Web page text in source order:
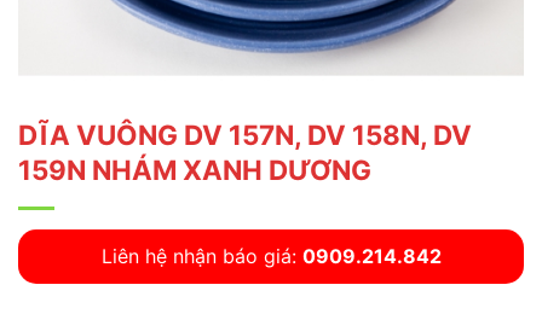
DĨA VUÔNG DV 157N, DV 158N, DV
159N NHÁM XANH DƯƠNG
Liên hệ nhận báo giá: 0909.214.842